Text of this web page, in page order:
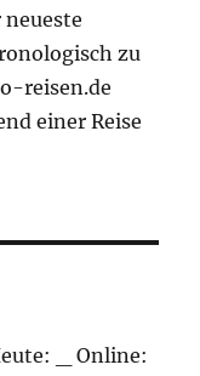
zu
reisen.de
einer Reise
Online: